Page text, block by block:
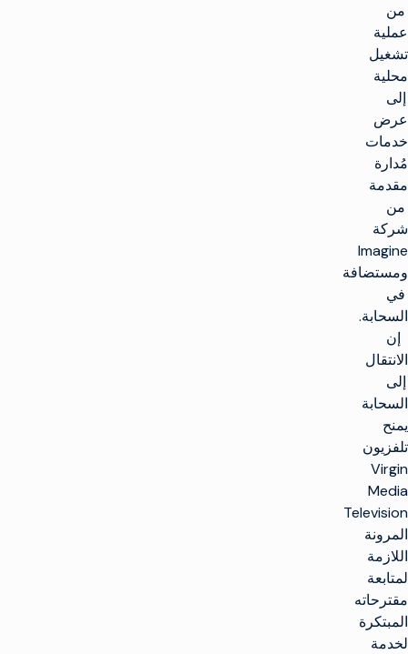
من
عملية
تشغيل
محلية
إلى
عرض
خدمات
مُدارة
مقدمة
من
شركة
Imagine
ومستضافة
في
السحابة.
إن
الانتقال
إلى
السحابة
يمنح
تلفزيون
Virgin
Media
Television
المرونة
اللازمة
لمتابعة
مقترحاته
المبتكرة
لخدمة